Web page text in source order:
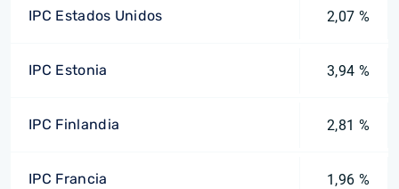
IPC Estados Unidos 2,07 %
IPC Estonia 3,94 %
IPC Finlandia 2,81 %
IPC Francia 1,96 %